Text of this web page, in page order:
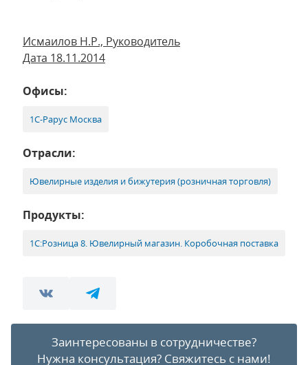
Исмаилов Н.Р., Руководитель
Дата 18.11.2014
Офисы:
1С-Рарус Москва
Отрасли:
Ювелирные изделия и бижутерия (розничная торговля)
Продукты:
1С:Розница 8. Ювелирный магазин. Коробочная поставка
Заинтересованы в сотрудничестве?
Нужна консультация? Свяжитесь с нами!